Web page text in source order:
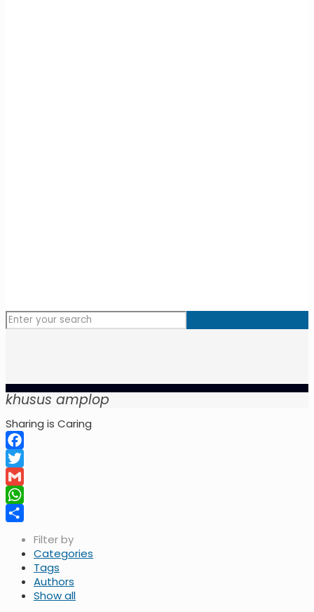
khusus amplop
Sharing is Caring
Facebook
Twitter
Gmail
WhatsApp
Filter by
Categories
Tags
Authors
Show all